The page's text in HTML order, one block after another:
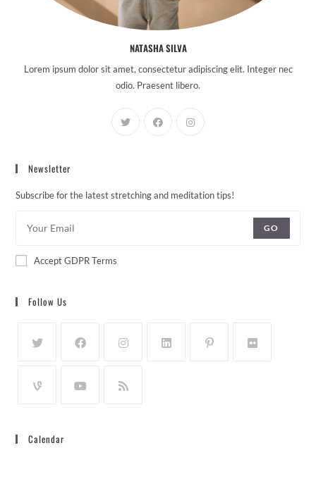
NATASHA SILVA
Lorem ipsum dolor sit amet, consectetur adipiscing elit. Integer nec
odio. Praesent libero.
Newsletter
Subscribe for the latest stretching and meditation tips!
GO
Accept GDPR Terms
Follow Us
Calendar